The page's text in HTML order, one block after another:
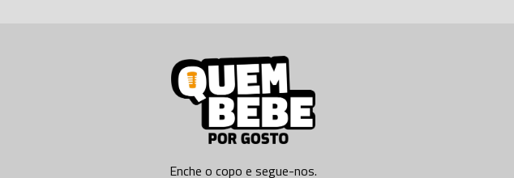
Enche o copo e segue-nos.